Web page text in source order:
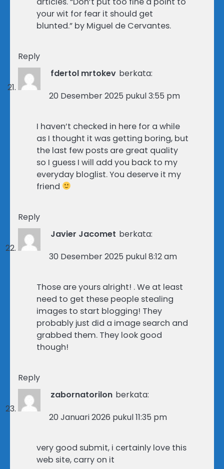
your wit for fear it should get
blunted.” by Miguel de Cervantes.
Reply
fdertol mrtokev berkata:
20 Desember 2025 pukul 3:55 pm
I haven’t checked in here for a while
as I thought it was getting boring, but
the last few posts are great quality
so I guess I will add you back to my
everyday bloglist. You deserve it my
friend
Reply
Javier Jacomet berkata:
30 Desember 2025 pukul 8:12 am
Those are yours alright! . We at least
need to get these people stealing
images to start blogging! They
probably just did a image search and
grabbed them. They look good
though!
Reply
zabornatorilon berkata:
20 Januari 2026 pukul 11:35 pm
very good submit, i certainly love this
web site, carry on it